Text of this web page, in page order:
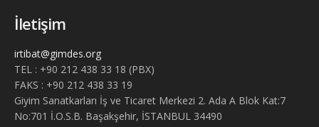
İletişim
irtibat@gimdes.org
TEL : +90 212 438 33 18 (PBX)
FAKS : +90 212 438 33 19
Giyim Sanatkarları İş ve Ticaret Merkezi 2. Ada A Blok Kat:7
No:701 İ.O.S.B. Başakşehir, İSTANBUL 34490